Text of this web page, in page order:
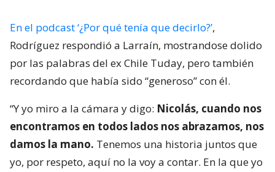
En el podcast ‘¿Por qué tenía que decirlo?’,
Rodríguez respondió a Larraín, mostrandose dolido
por las palabras del ex Chile Tuday, pero también
recordando que había sido “generoso” con él.
“Y yo miro a la cámara y digo: Nicolás, cuando nos
encontramos en todos lados nos abrazamos, nos
damos la mano. Tenemos una historia juntos que
yo, por respeto, aquí no la voy a contar. En la que yo